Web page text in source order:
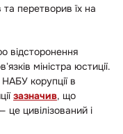
та перетворив їх на
відсторонення
міністра юстиції.
корупції в
зазначив, що
це цивілізований і